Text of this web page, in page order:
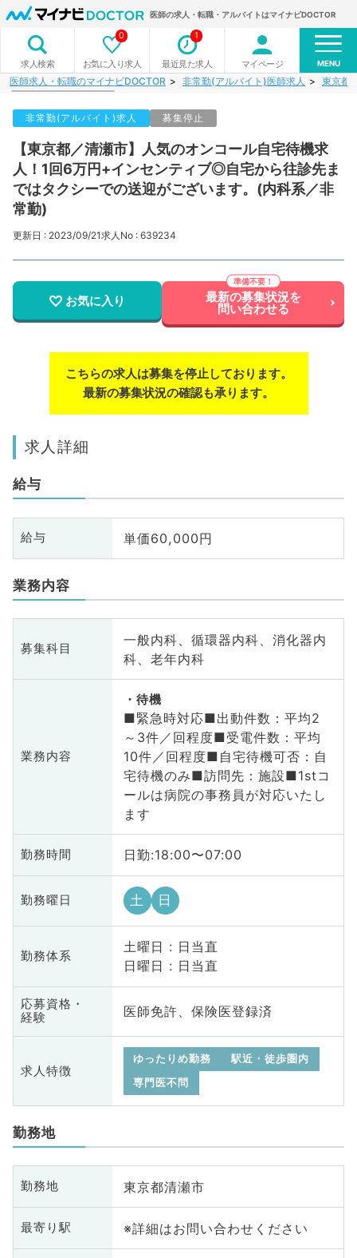
医師の求人・転職・アルバイトはマイナビDOCTOR
求人検索 お気に入り求人
0
最近見た求人
1
マイページ MENU
医師求人・転職のマイナビDOCTOR 非常勤(アルバイト)医師求人 東京都
非常勤(アルバイト)求人 募集停止
【東京都／清瀬市】人気のオンコール自宅待機求
人！1回6万円+インセンティブ◎自宅から往診先ま
ではタクシーでの送迎がございます。(内科系／非
常勤)
更新日 : 2023/09/21求人No : 639234
お気に入り 最新の募集状況を
問い合わせる
こちらの求人は募集を停止しております。
最新の募集状況の確認も承ります。
求人詳細
給与
給与 単価60,000円
業務内容
募集科目
一般内科、循環器内科、消化器内
科、老年内科
業務内容
待機
■緊急時対応■出動件数：平均2
～3件／回程度■受電件数：平均
10件／回程度■自宅待機可否：自
宅待機のみ■訪問先：施設■1stコ
ールは病院の事務員が対応いたし
ます
勤務時間 日勤:18:00〜07:00
勤務曜日 土 日
勤務体系
土曜日 : 日当直
日曜日 : 日当直
応募資格・
経験
医師免許、保険医登録済
求人特徴
ゆったりめ勤務
駅近・徒歩圏内
専門医不問
勤務地
勤務地 東京都清瀬市
最寄り駅 ※詳細はお問い合わせください